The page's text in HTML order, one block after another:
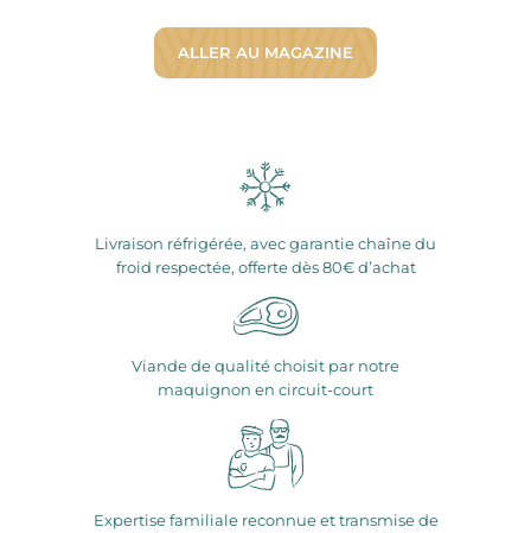
ALLER AU MAGAZINE
Livraison réfrigérée, avec garantie chaîne du
froid respectée, offerte dès 80€ d’achat
Viande de qualité choisit par notre
maquignon en circuit-court
Expertise familiale reconnue et transmise de